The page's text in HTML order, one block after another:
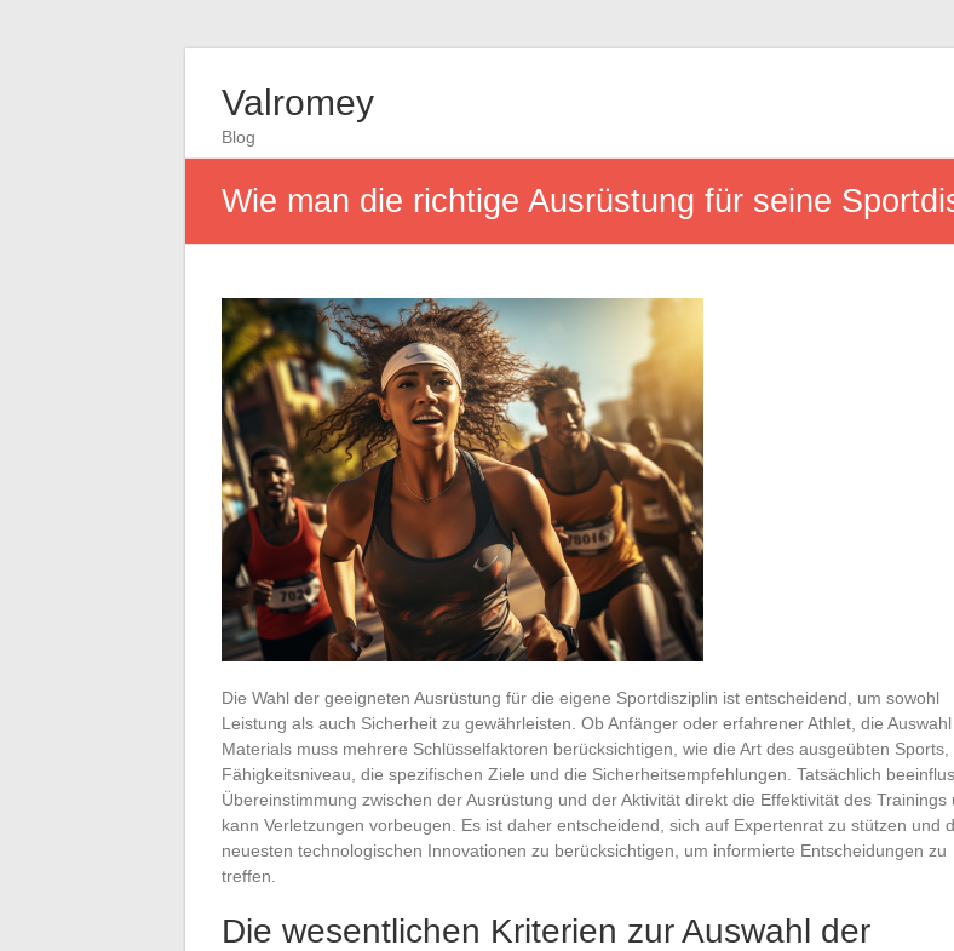
Valromey
Blog
Wie man die richtige Ausrüstung für seine
Die Wahl der geeigneten Ausrüstung für die eigene Sportdisziplin ist entscheidend, um sowohl
Leistung als auch Sicherheit zu gewährleisten. Ob Anfänger oder erfahrener Athlet, die
Materials muss mehrere Schlüsselfaktoren berücksichtigen, wie die Art des ausgeübten Sports,
Fähigkeitsniveau, die spezifischen Ziele und die Sicherheitsempfehlungen. Tatsächlich
Übereinstimmung zwischen der Ausrüstung und der Aktivität direkt die Effektivität des Trainings
kann Verletzungen vorbeugen. Es ist daher entscheidend, sich auf Expertenrat zu stützen und
neuesten technologischen Innovationen zu berücksichtigen, um informierte Entscheidungen zu
treffen.
Die wesentlichen Kriterien zur Auswahl der